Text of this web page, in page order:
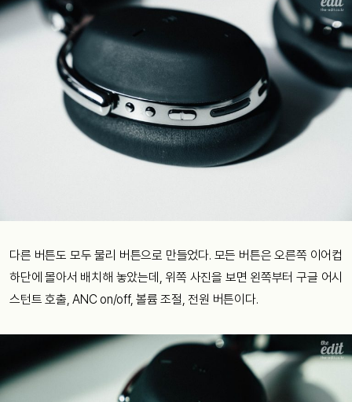
다른 버튼도 모두 물리 버튼으로 만들었다. 모든 버튼은 오른쪽 이어컵
하단에 몰아서 배치해 놓았는데, 위쪽 사진을 보면 왼쪽부터 구글 어시
스턴트 호출, ANC on/off, 볼륨 조절, 전원 버튼이다.